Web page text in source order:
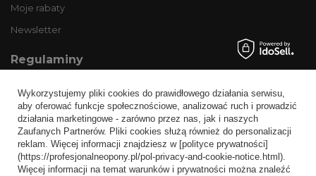
Moje rabaty
Newsletter
Regulaminy
Wysyłka
Sposoby płatności i prowizje
Regulamin
Polityka prywatności
Wykorzystujemy pliki cookies do prawidłowego działania serwisu,
aby oferować funkcje społecznościowe, analizować ruch i prowadzić
działania marketingowe - zarówno przez nas, jak i naszych
Zaufanych Partnerów. Pliki cookies służą również do personalizacji
reklam. Więcej informacji znajdziesz w [polityce prywatności]
(https://profesjonalneopony.pl/pol-privacy-and-cookie-notice.html).
Więcej informacji na temat warunków i prywatności można znaleźć